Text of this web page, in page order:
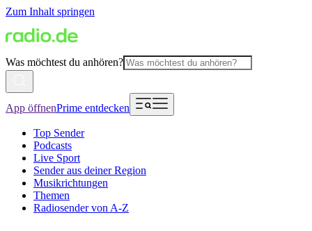
Zum Inhalt springen
Was möchtest du anhören?
App öffnenPrime entdecken
Top Sender
Podcasts
Live Sport
Sender aus deiner Region
Musikrichtungen
Themen
Radiosender von A-Z